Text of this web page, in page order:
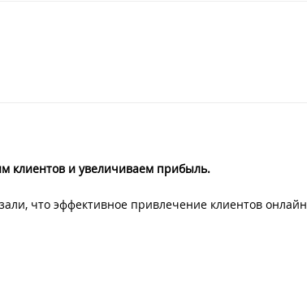
клиентов и увеличиваем прибыль.
что эффективное привлечение клиентов онлайн